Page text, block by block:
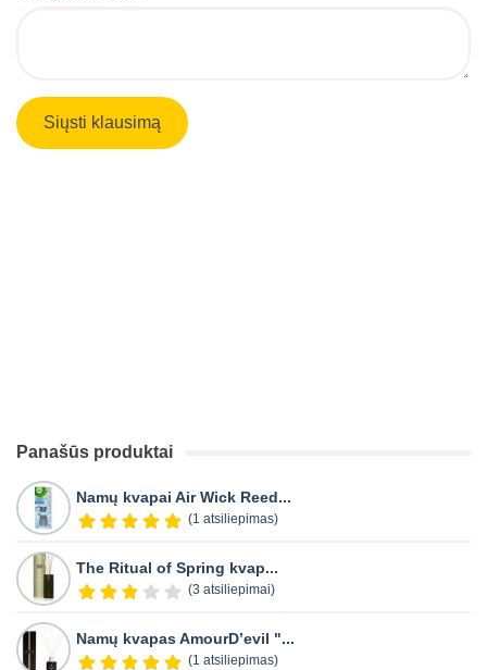
Panašūs produktai
Namų kvapai Air Wick Reed...
(1 atsiliepimas)
The Ritual of Spring kvap...
(3 atsiliepimai)
Namų kvapas AmourD’evil "...
(1 atsiliepimas)